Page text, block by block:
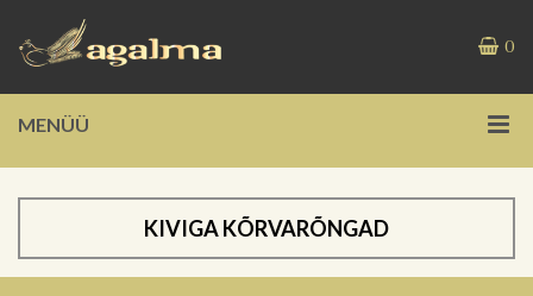
0
MENÜÜ
KIVIGA KÕRVARÕNGAD